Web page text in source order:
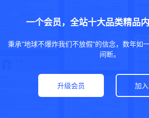
一个会员，全站十大品类精品
秉承“地球不爆炸我们不放假”的信念，数年如
间断。
升级会员 加